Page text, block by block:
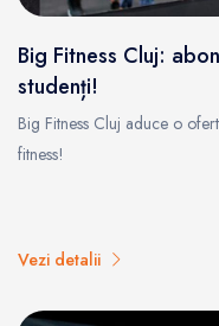
Big Fitness Cluj:
studenți!
Big Fitness Cluj aduce o
fitness!
Vezi detalii